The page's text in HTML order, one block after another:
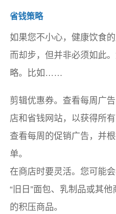
省钱策略
如果您不小心，健康饮食
而却步，但并非必须如此
略。比如……
剪辑优惠券。查看每周广
店和省钱网站，以获得所有
查看每周的促销广告，并
单。
在商店时要灵活。您可能
“旧日”面包、乳制品或其
的积压商品。